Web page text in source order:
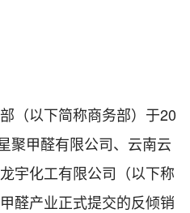
以下简称商务部）于20
聚甲醛有限公司、云南云
宇化工有限公司（以下称
醛产业正式提交的反倾销